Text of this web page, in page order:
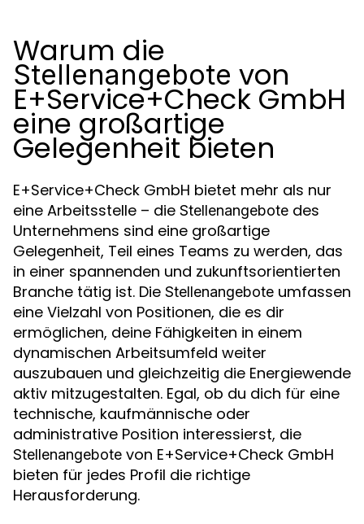
Warum die
Stellenangebote von
E+Service+Check GmbH
eine großartige
Gelegenheit bieten
E+Service+Check GmbH bietet mehr als nur
eine Arbeitsstelle – die Stellenangebote des
Unternehmens sind eine großartige
Gelegenheit, Teil eines Teams zu werden, das
in einer spannenden und zukunftsorientierten
Branche tätig ist. Die Stellenangebote umfassen
eine Vielzahl von Positionen, die es dir
ermöglichen, deine Fähigkeiten in einem
dynamischen Arbeitsumfeld weiter
auszubauen und gleichzeitig die Energiewende
aktiv mitzugestalten. Egal, ob du dich für eine
technische, kaufmännische oder
administrative Position interessierst, die
Stellenangebote von E+Service+Check GmbH
bieten für jedes Profil die richtige
Herausforderung.